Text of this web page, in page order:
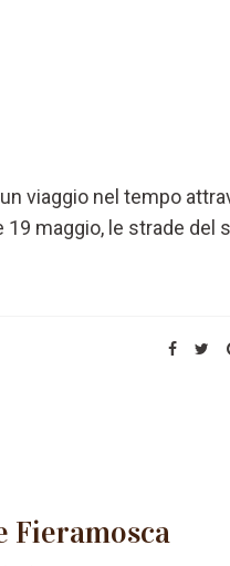
viaggio nel tempo
19 maggio, le strade del
Fieramosca